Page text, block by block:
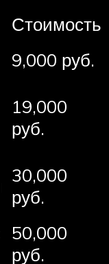
Стоимость
9,000 руб.
19,000
руб.
30,000
руб.
50,000
руб.